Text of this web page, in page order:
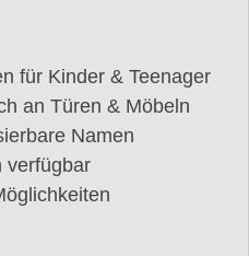
für Kinder & Teenager
an Türen & Möbeln
Namen
verfügbar